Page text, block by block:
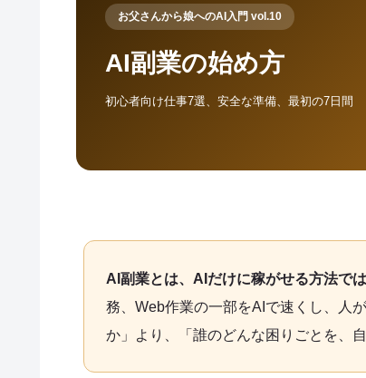
お父さんから娘へのAI入門 vol.10
AI副業の始め方
初心者向け仕事7選、安全な準備、最初の7日間
AI副業とは、AIだけに稼がせる方法では
務、Web作業の一部をAIで速くし、人
か」より、「誰のどんな困りごとを、